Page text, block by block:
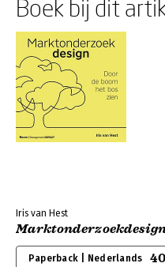
Boek bij dit
Iris van Hest
Paperback | Nederlands